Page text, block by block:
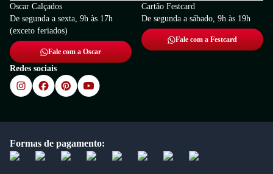
Oscar Calçados
De segunda a sexta, 9h às 17h
(exceto feriados)
Fale com a Oscar
Cartão Festcard
De segunda a sábado, 9h às 19h
Fale com a Festcard
Redes sociais
Formas de pagamento: